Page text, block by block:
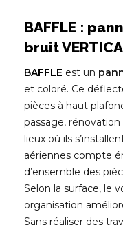
BAFFLE :
bruit
BAFFLE est un
et coloré. Ce
pièces à haut
passage,
lieux où ils
aériennes compte
d’ensemble des
Selon la surface, le
organisation
Sans réaliser des